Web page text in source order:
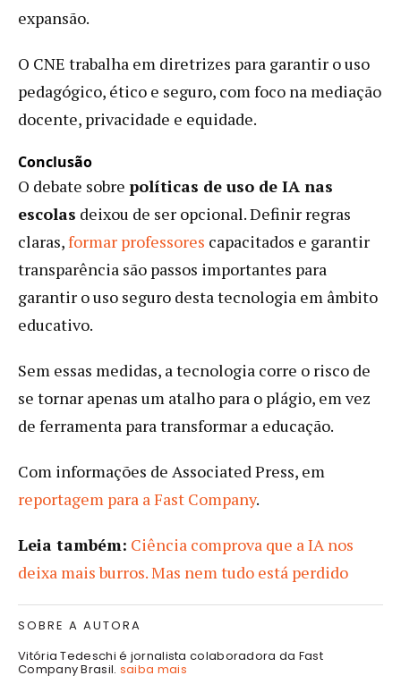
expansão.
O CNE trabalha em diretrizes para garantir o uso
pedagógico, ético e seguro, com foco na mediação
docente, privacidade e equidade.
Conclusão
O debate sobre políticas de uso de IA nas
escolas deixou de ser opcional. Definir regras
claras,formar professores capacitados e garantir
transparência são passos importantes para
garantir o uso seguro desta tecnologia em âmbito
educativo.
Sem essas medidas, a tecnologia corre o risco de
se tornar apenas um atalho para o plágio, em vez
de ferramenta para transformar a educação.
Com informações de Associated Press, em
reportagem para a Fast Company.
Leia também: Ciência comprova que a IA nos
deixa mais burros. Mas nem tudo está perdido
SOBRE A AUTORA
Vitória Tedeschi é jornalista colaboradora da Fast
Company Brasil. saiba mais